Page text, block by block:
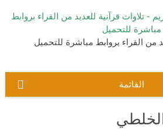
من القراء بروابط مباشرة للتحميل
القائمة